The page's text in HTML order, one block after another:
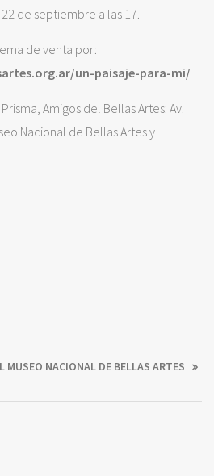
de septiembre a las 17.
de venta por:
un-paisaje-para-mi/
Amigos del Bellas Artes: Av.
Nacional de Bellas Artes y
MUSEO NACIONAL DE BELLAS ARTES